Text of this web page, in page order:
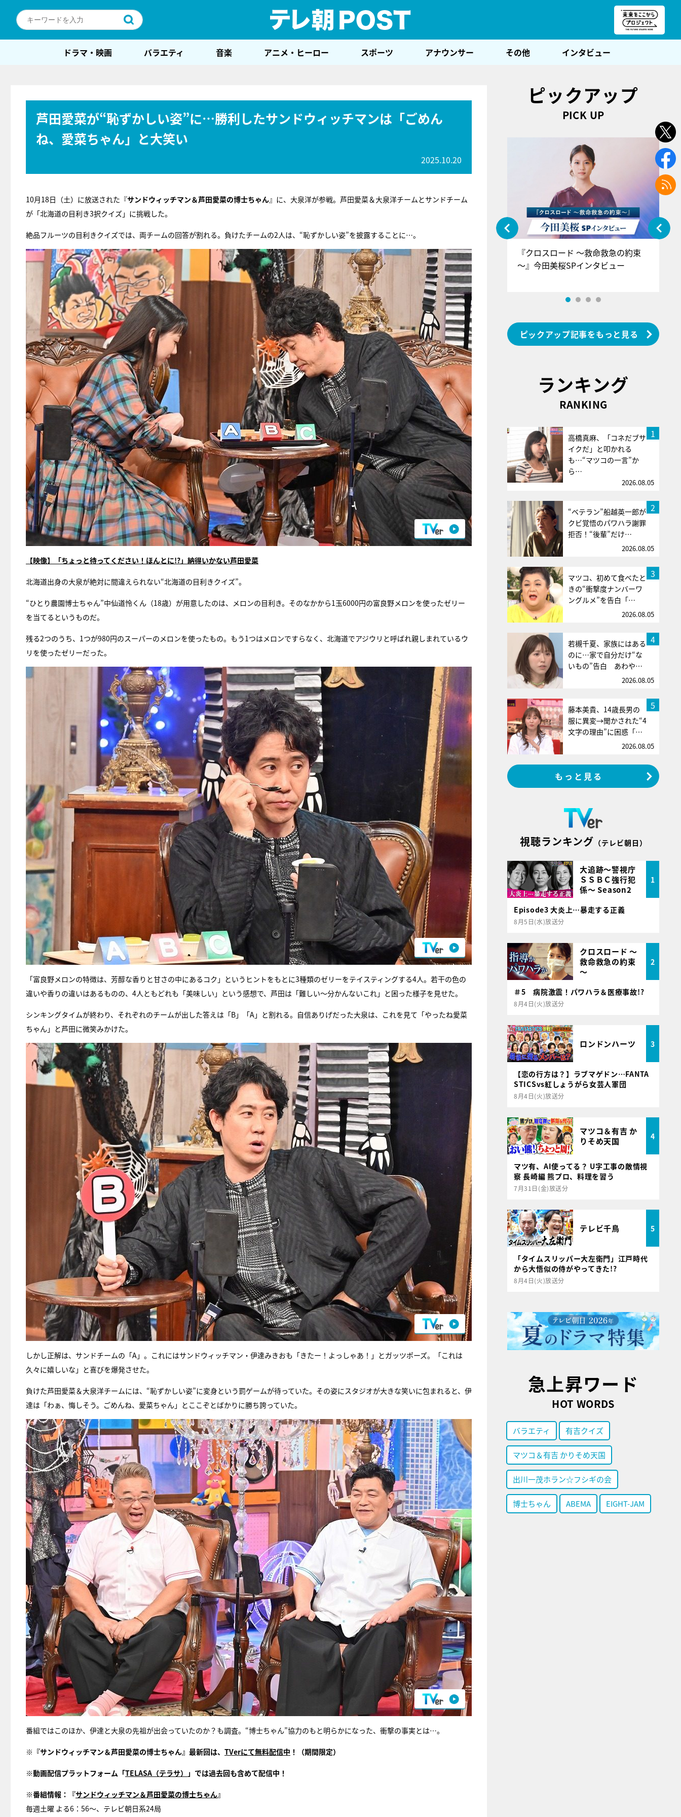
ドラマ・映画 バラエティ 音楽 アニメ・ヒーロー スポーツ アナウンサー その他 インタビュー
芦田愛菜が“恥ずかしい姿”に…勝利したサンドウィッチマンは「ごめん
ね、愛菜ちゃん」と大笑い
2025.10.20
10月18日（土）に放送された『サンドウィッチマン＆芦田愛菜の博士ちゃん』に、大泉洋が参戦。芦田愛菜＆大泉洋チームとサンドチーム
が「北海道の目利き3択クイズ」に挑戦した。
絶品フルーツの目利きクイズでは、両チームの回答が割れる。負けたチームの2人は、“恥ずかしい姿”を披露することに…。
【映像】「ちょっと待ってください！ほんとに!?」納得いかない芦田愛菜
北海道出身の大泉が絶対に間違えられない“北海道の目利きクイズ”。
“ひとり農園博士ちゃん”中仙道怜くん（18歳）が用意したのは、メロンの目利き。そのなかから1玉6000円の富良野メロンを使ったゼリー
を当てるというものだ。
残る2つのうち、1つが980円のスーパーのメロンを使ったもの。もう1つはメロンですらなく、北海道でアジウリと呼ばれ親しまれているウ
リを使ったゼリーだった。
「富良野メロンの特徴は、芳醇な香りと甘さの中にあるコク」というヒントをもとに3種類のゼリーをテイスティングする4人。若干の色の
違いや香りの違いはあるものの、4人ともどれも「美味しい」という感想で、芦田は「難しい～分かんないこれ」と困った様子を見せた。
シンキングタイムが終わり、それぞれのチームが出した答えは「B」「A」と割れる。自信ありげだった大泉は、これを見て「やったね愛菜
ちゃん」と芦田に微笑みかけた。
しかし正解は、サンドチームの「A」。これにはサンドウィッチマン・伊達みきおも「きたー！よっしゃあ！」とガッツポーズ。「これは
久々に嬉しいな」と喜びを爆発させた。
負けた芦田愛菜＆大泉洋チームには、“恥ずかしい姿”に変身という罰ゲームが待っていた。その姿にスタジオが大きな笑いに包まれると、伊
達は「わぁ、悔しそう。ごめんね、愛菜ちゃん」とここぞとばかりに勝ち誇っていた。
番組ではこのほか、伊達と大泉の先祖が出会っていたのか？も調査。“博士ちゃん”協力のもと明らかになった、衝撃の事実とは…。
※『サンドウィッチマン＆芦田愛菜の博士ちゃん』最新回は、 TVerにて無料配信中 ！（期間限定）
※動画配信プラットフォーム「TELASA（テラサ） 」では過去回も含めて配信中！
※番組情報：『サンドウィッチマン＆芦田愛菜の博士ちゃん』
毎週土曜 よる6：56～、テレビ朝日系24局
ピックアップ
PICK UP
『アイ＝ラブ！げーみんぐ』＝LOV
E齋藤樹愛羅＆佐々木舞香SPインタ
ビュー
『クロスロード ～救命救急の約束
～』今田美桜SPインタビュー
ピックアップ記事をもっと見る
ランキング
RANKING
1
高橋真麻、「コネだブサ
イクだ」と叩かれる
も…“マツコの一言”か
ら…
2026.08.05
2
“ベテラン”船越英一郎が
クビ覚悟のパワハラ謝罪
拒否！“後輩”だけ…
2026.08.05
3
マツコ、初めて食べたと
きの“衝撃度ナンバーワ
ングルメ”を告白「…
2026.08.05
4
若槻千夏、家族にはある
のに…家で自分だけ“な
いもの”告白 あわや…
2026.08.05
5
藤本美貴、14歳長男の
服に異変→聞かされた“4
文字の理由”に困惑「…
2026.08.05
もっと見る
視聴ランキング （テレビ朝日）
大追跡～警視庁
ＳＳＢＣ強行犯
係～ Season2
1
Episode3 大炎上…暴走する正義
8月5日(水)放送分
クロスロード ～
救命救急の約束
～
2
＃5 病院激震！パワハラ＆医療事故!?
8月4日(火)放送分
ロンドンハーツ 3
【恋の行方は？】ラブマゲドン…FANTA
STICSvs紅しょうがら女芸人軍団
8月4日(火)放送分
マツコ＆有吉 か
りそめ天国
4
マツ有、AI使ってる？ U字工事の敵情視
察 長崎編 熊プロ、料理を習う
7月31日(金)放送分
テレビ千鳥 5
「タイムスリッパー大左衛門」江戸時代
から大悟似の侍がやってきた!?
8月4日(火)放送分
急上昇ワード
HOT WORDS
バラエティ 有吉クイズ
マツコ＆有吉 かりそめ天国
出川一茂ホラン☆フシギの会
博士ちゃん ABEMA EIGHT-JAM